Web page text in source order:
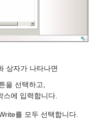
상자가 나타나면
을 선택하고,
스에 입력합니다.
를 모두 선택합니다.